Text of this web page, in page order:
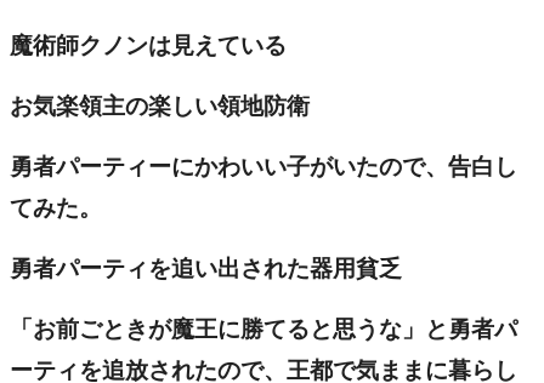
魔術師クノンは見えている
お気楽領主の楽しい領地防衛
勇者パーティーにかわいい子がいたので、告白し
てみた。
勇者パーティを追い出された器用貧乏
「お前ごときが魔王に勝てると思うな」と勇者パ
ーティを追放されたので、王都で気ままに暮らし